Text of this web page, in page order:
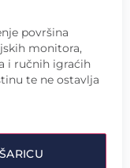
površina
monitora,
i ručnih igraćih
te ne ostavlja